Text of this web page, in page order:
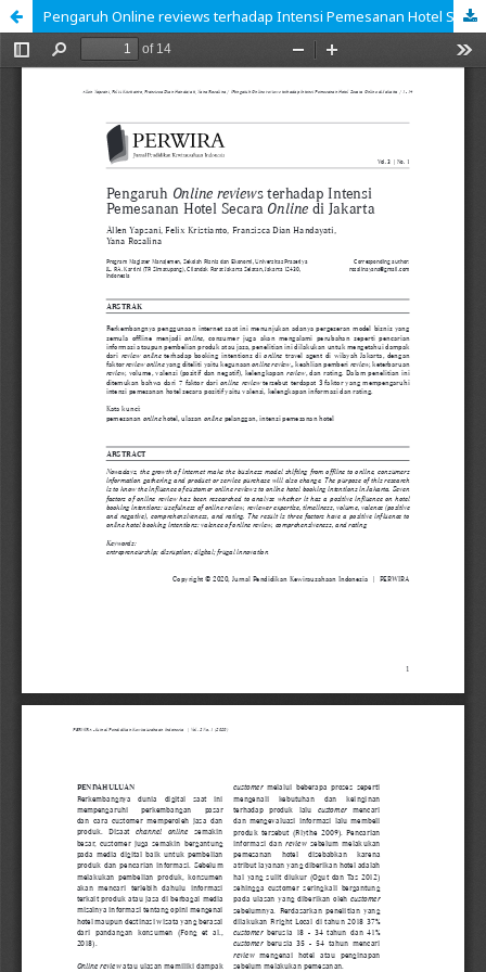
Pengaruh Online reviews terhadap Intensi Pemesanan Hotel Secara Online di Jakarta